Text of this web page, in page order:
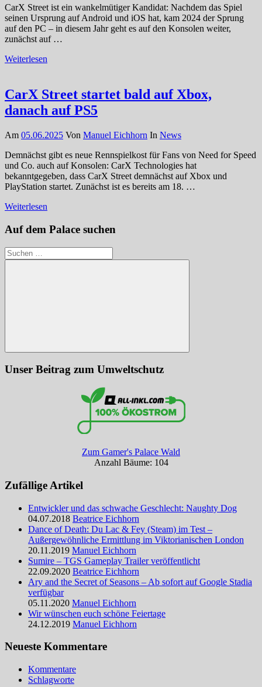
CarX Street ist ein wankelmütiger Kandidat: Nachdem das Spiel
seinen Ursprung auf Android und iOS hat, kam 2024 der Sprung
auf den PC – in diesem Jahr geht es auf den Konsolen weiter,
zunächst auf …
Weiterlesen
CarX Street startet bald auf Xbox,
danach auf PS5
Am 05.06.2025 Von Manuel Eichhorn In News
Demnächst gibt es neue Rennspielkost für Fans von Need for Speed
und Co. auch auf Konsolen: CarX Technologies hat
bekanntgegeben, dass CarX Street demnächst auf Xbox und
PlayStation startet. Zunächst ist es bereits am 18. …
Weiterlesen
Auf dem Palace suchen
Suchen
nach:
Suchen
Unser Beitrag zum Umweltschutz
Zum Gamer's Palace Wald
Anzahl Bäume: 104
Zufällige Artikel
Entwickler und das schwache Geschlecht: Naughty Dog
04.07.2018 Beatrice Eichhorn
Dance of Death: Du Lac & Fey (Steam) im Test –
Außergewöhnliche Ermittlung im Viktorianischen London
20.11.2019 Manuel Eichhorn
Sumire – TGS Gameplay Trailer veröffentlicht
22.09.2020 Beatrice Eichhorn
Ary and the Secret of Seasons – Ab sofort auf Google Stadia
verfügbar
05.11.2020 Manuel Eichhorn
Wir wünschen euch schöne Feiertage
24.12.2019 Manuel Eichhorn
Neueste Kommentare
Kommentare
Schlagworte